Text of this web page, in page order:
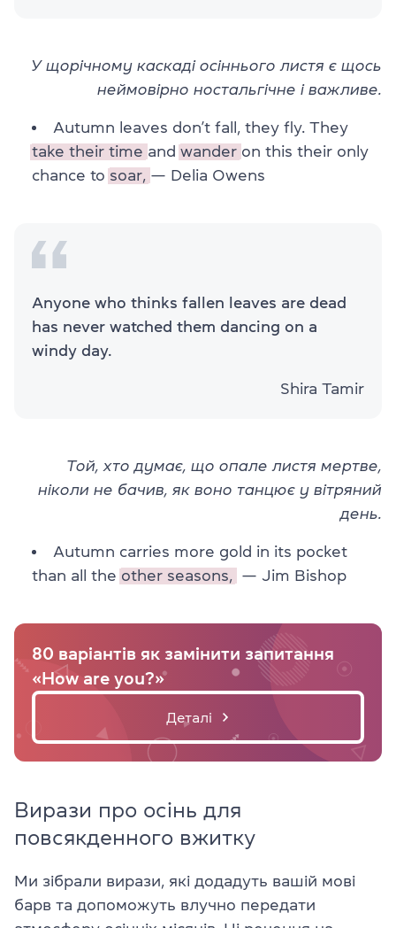
У щорічному каскаді осіннього листя є щось
неймовірно ностальгічне і важливе.
Autumn leaves don’t fall, they fly. They
take their time and wander on this their only
chance to soar, — Delia Owens
Anyone who thinks fallen leaves are dead
has never watched them dancing on a
windy day.
Shira Tamir​​
Той, хто думає, що опале листя мертве,
ніколи не бачив, як воно танцює у вітряний
день.
Autumn carries more gold in its pocket
than all the other seasons, — Jim Bishop
80 варіантів як замінити запитання
«How are you?»
Деталі
Вирази про осінь для
повсякденного вжитку
Ми зібрали вирази, які додадуть вашій мові
барв та допоможуть влучно передати